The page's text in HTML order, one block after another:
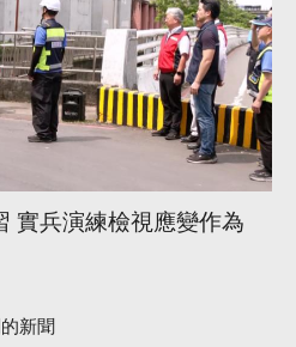
實兵演練檢視應變作為
新聞